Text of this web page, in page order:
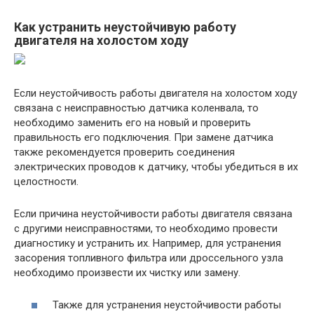
Как устранить неустойчивую работу
двигателя на холостом ходу
Если неустойчивость работы двигателя на холостом ходу
связана с неисправностью датчика коленвала, то
необходимо заменить его на новый и проверить
правильность его подключения. При замене датчика
также рекомендуется проверить соединения
электрических проводов к датчику, чтобы убедиться в их
целостности.
Если причина неустойчивости работы двигателя связана
с другими неисправностями, то необходимо провести
диагностику и устранить их. Например, для устранения
засорения топливного фильтра или дроссельного узла
необходимо произвести их чистку или замену.
Также для устранения неустойчивости работы